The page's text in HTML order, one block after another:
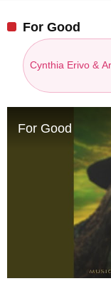
For Good
Cynthia Erivo &
For Good